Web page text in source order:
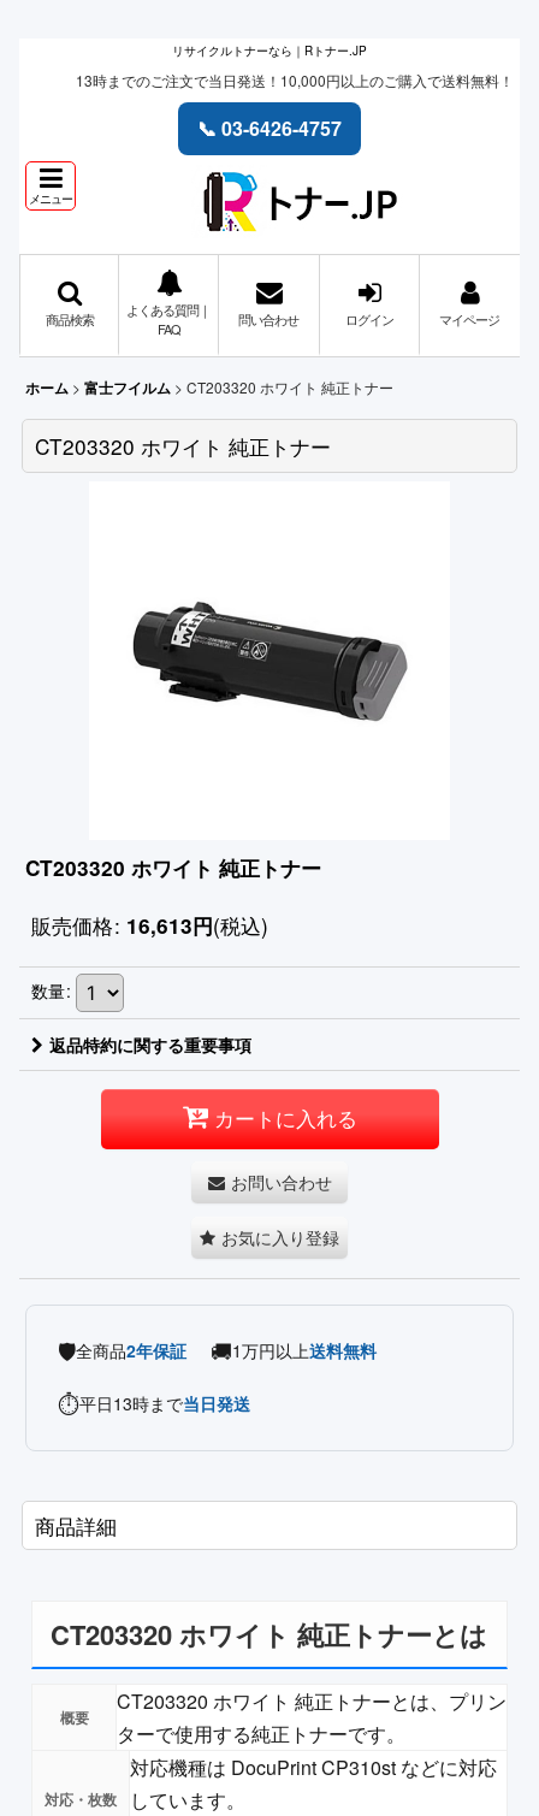
リサイクルトナーなら｜Rトナー.JP
13時までのご注文で当日発送！10,000円以上のご購入で送料無料！
📞 03-6426-4757
メニュー
商品検索
よくある質問｜
FAQ
問い合わせ ログイン マイページ
ホーム > 富士フイルム > CT203320 ホワイト 純正トナー
CT203320 ホワイト 純正トナー
CT203320 ホワイト 純正トナー
販売価格: 16,613円(税込)
数量:
返品特約に関する重要事項
カートに入れる
お問い合わせ
お気に入り登録
🛡️全商品2年保証 🚚1万円以上送料無料
⏱️平日13時まで当日発送
商品詳細
CT203320 ホワイト 純正トナーとは
CT203320 ホワイト 純正トナーとは、プリン
ターで使用する純正トナーです。
対応機種は DocuPrint CP310st などに対応
しています。